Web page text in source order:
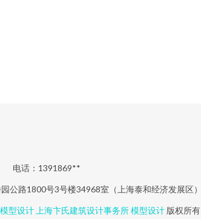
电话：1391869**
公路1800号3号楼34968室（上海泰和经济发展区）
模型设计 上海卞氏建筑设计事务所模型设计 版权所有